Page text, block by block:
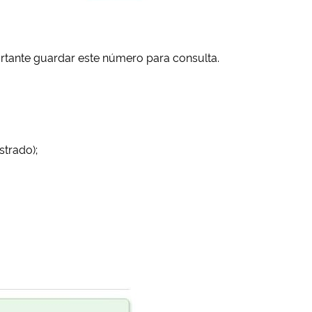
guardar este número para consulta.